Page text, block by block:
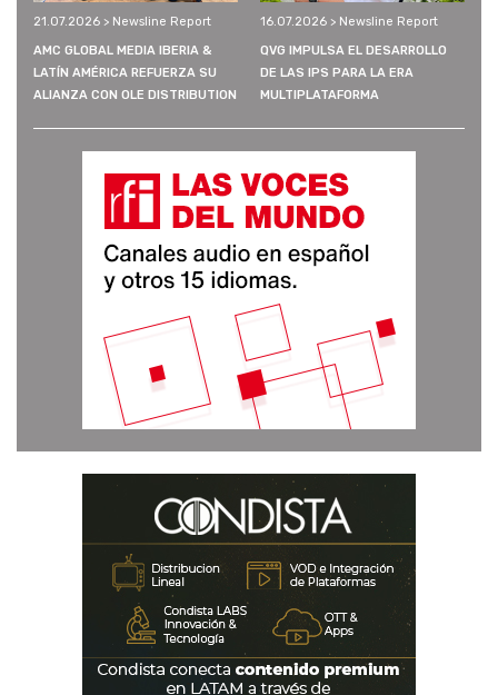
21.07.2026 > Newsline Report
AMC GLOBAL MEDIA IBERIA &
LATÍN AMÉRICA REFUERZA SU
ALIANZA CON OLE DISTRIBUTION
16.07.2026 > Newsline Report
QVG IMPULSA EL DESARROLLO
DE LAS IPS PARA LA ERA
MULTIPLATAFORMA